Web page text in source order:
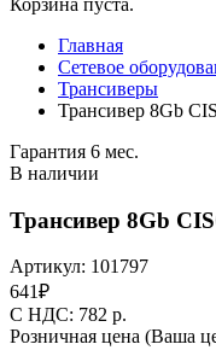
Корзина пуста.
Главная
Сетевое
Трансиверы
Трансивер 8Gb
Гарантия 6 мес.
В наличии
Трансивер 8Gb
Артикул: 101797
641₽
C НДС: 782 р.
Розничная цена (Ваша